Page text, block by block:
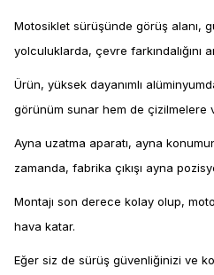
Motosiklet sürüşünde görüş alanı,
yolculuklarda, çevre
Ürün, yüksek dayanımlı
görünüm sunar hem de çizilmelere
Ayna uzatma aparatı, ayna
zamanda, fabrika çıkışı ayna
Montajı son derece kolay olup,
hava katar.
Eğer siz de sürüş güvenliğinizi ve